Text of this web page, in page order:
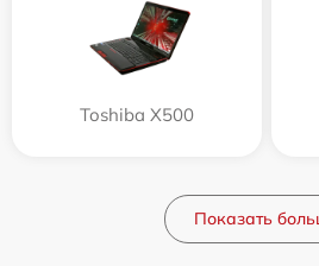
Toshiba X500
Показать